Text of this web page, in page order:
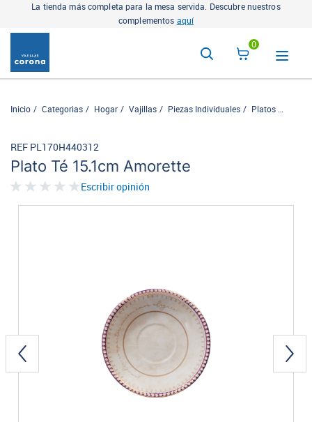
La tienda más completa para la mesa servida. Descubre nuestros
complementos aquí
0
Inicio Categorias Hogar Vajillas Piezas Individuales Platos
Plato Té 15.1cm Amorette
REF PL170H440312
Escribir opinión